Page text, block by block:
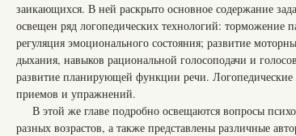
заикающихся. В ней раскрыто основное содержание
освещен ряд логопедических технологий: торможение
регуляция эмоционального состояния; развитие
дыхания, навыков рациональной голосоподачи и
развитие планирующей функции речи.
приемов и упражнений.
В этой же главе подробно освещаются вопросы
разных возрастов, а также представлены различные